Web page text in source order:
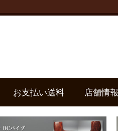
お支払い送料 店舗情報